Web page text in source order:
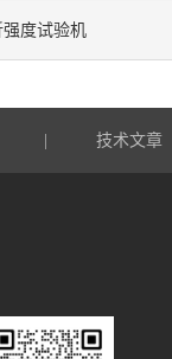
度试验机
技术文章